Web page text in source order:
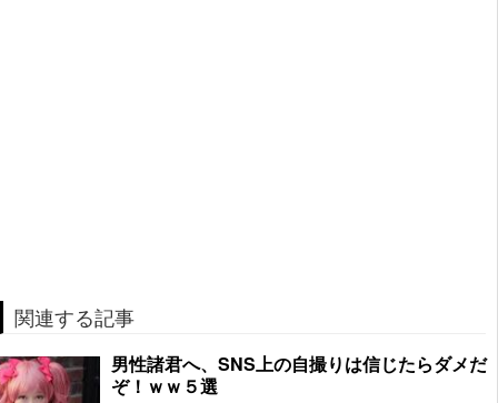
関連する記事
男性諸君へ、SNS上の自撮りは信じたらダメだ
ぞ！ｗｗ５選